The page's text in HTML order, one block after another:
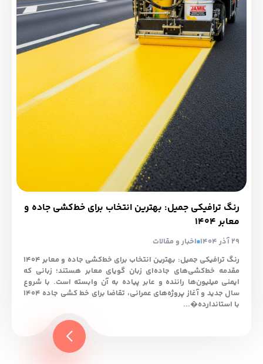
رنگ ترافیکی جمیل: بهترین انتخاب برای خط‌کشی جاده و
معابر ۱۴۰۴
29 آذر 1404
اخبار و مقالات
رنگ ترافیکی جمیل: بهترین انتخاب برای خط‌کشی جاده و معابر ۱۴۰۴
مقدمه خط‌کشی‌های جاده‌ای زبان گویای معابر هستند؛ زبانی که
ایمنی میلیون‌ها راننده و عابر پیاده به آن وابسته است. با شروع
سال جدید و آغاز پروژه‌های عمرانی، تقاضا برای خط کشی جاده ۱۴۰۴
با استاندارده�...